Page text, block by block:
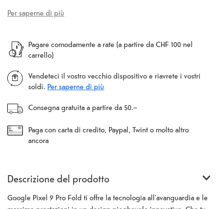
Per saperne di più
Pagare comodamente a rate (a partire da CHF 100 nel
carrello)
Vendeteci il vostro vecchio dispositivo e riavrete i vostri
soldi. Per saperne di più
Consegna gratuita a partire da 50.–
Paga con carta di credito, Paypal, Twint o molto altro
ancora
Descrizione del prodotto
Google Pixel 9 Pro Fold ti offre la tecnologia all'avanguardia e le